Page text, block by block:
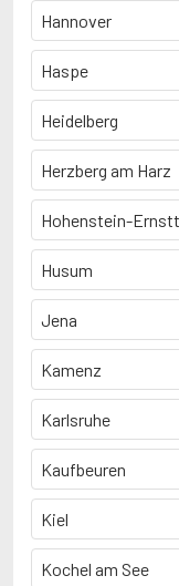
Hannover
Haspe
Heidelberg
Herzberg am Harz
Hohenstein-
Husum
Jena
Kamenz
Karlsruhe
Kaufbeuren
Kiel
Kochel am See